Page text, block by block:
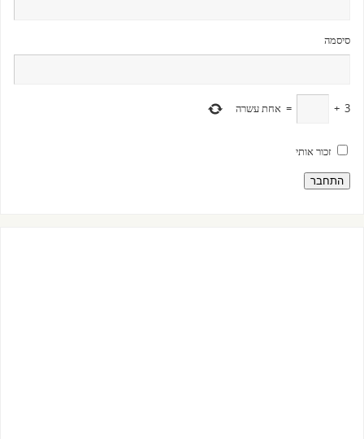
סיסמה
3
+
= אחת עשרה
זכור אותי
התחבר